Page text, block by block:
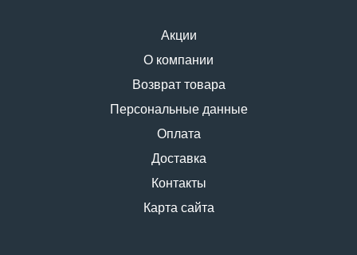
Акции
О компании
Возврат товара
Персональные данные
Оплата
Доставка
Контакты
Карта сайта